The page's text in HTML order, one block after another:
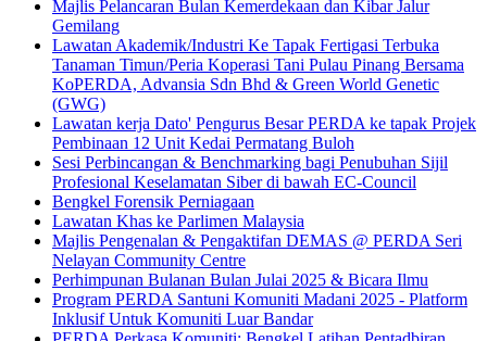
Majlis Pelancaran Bulan Kemerdekaan dan Kibar Jalur
Gemilang
Lawatan Akademik/Industri Ke Tapak Fertigasi Terbuka
Tanaman Timun/Peria Koperasi Tani Pulau Pinang Bersama
KoPERDA, Advansia Sdn Bhd & Green World Genetic
(GWG)
Lawatan kerja Dato' Pengurus Besar PERDA ke tapak Projek
Pembinaan 12 Unit Kedai Permatang Buloh
Sesi Perbincangan & Benchmarking bagi Penubuhan Sijil
Profesional Keselamatan Siber di bawah EC-Council
Bengkel Forensik Perniagaan
Lawatan Khas ke Parlimen Malaysia
Majlis Pengenalan & Pengaktifan DEMAS @ PERDA Seri
Nelayan Community Centre
Perhimpunan Bulanan Bulan Julai 2025 & Bicara Ilmu
Program PERDA Santuni Komuniti Madani 2025 - Platform
Inklusif Untuk Komuniti Luar Bandar